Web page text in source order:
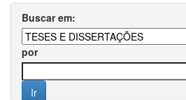
Buscar em:
por